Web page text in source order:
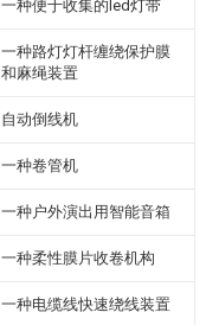
一种便于收集的led灯带
一种路灯灯杆缠绕保护膜
和麻绳装置
自动倒线机
一种卷管机
一种户外演出用智能音箱
一种柔性膜片收卷机构
一种电缆线快速绕线装置